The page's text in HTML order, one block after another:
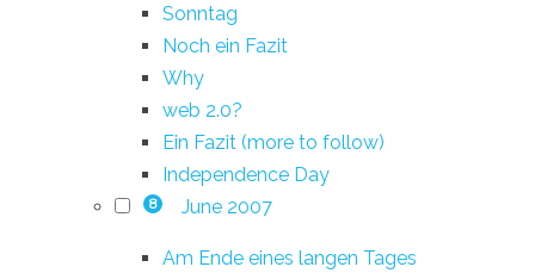
Sonntag
Noch ein Fazit
Why
web 2.0?
Ein Fazit (more to follow)
Independence Day
8 June 2007
Am Ende eines langen Tages